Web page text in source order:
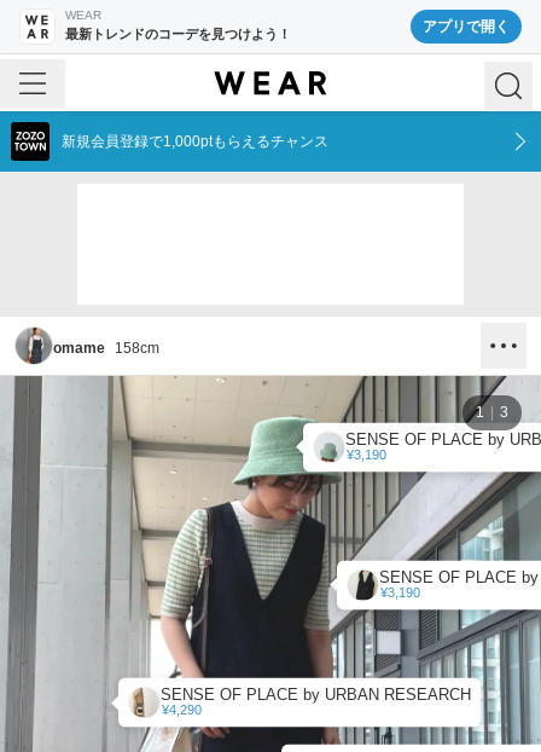
WEAR
最新トレンドのコーデを見つけよう！ アプリで開く
新規会員登録で1,000ptもらえるチャンス
omame 158cm
¥3,190
SENSE OF PLACE by URBAN RESEARCH
¥4,290
¥3,190
1 3